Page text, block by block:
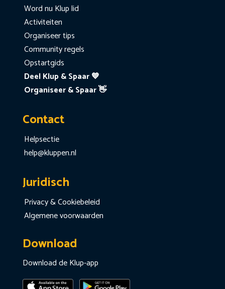
Word nu Klup lid
Activiteiten
Organiseer tips
Community regels
Opstartgids
Deel Klup & Spaar 💙
Organiseer & Spaar 👋
Contact
Helpsectie
help@kluppen.nl
Juridisch
Privacy & Cookiebeleid
Algemene voorwaarden
Download
Download de Klup-app